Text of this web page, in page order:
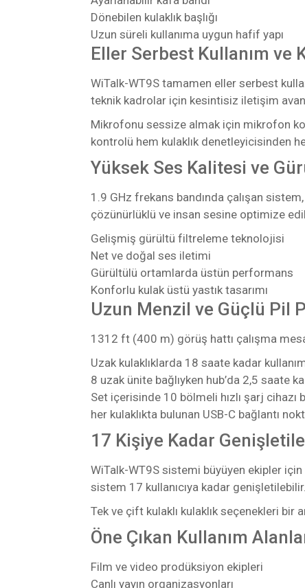
Dönebilen kulaklık başlığı
Uzun süreli kullanıma uygun hafif yapı
Eller Serbest Kullanım ve
WiTalk-WT9S tamamen eller serbest
teknik kadrolar için kesintisiz iletişim
Mikrofonu sessize almak için mikrofon
kontrolü hem kulaklık denetleyicisinden
Yüksek Ses Kalitesi ve
1.9 GHz frekans bandında çalışan
çözünürlüklü ve insan sesine optimize
Gelişmiş gürültü filtreleme teknolojisi
Net ve doğal ses iletimi
Gürültülü ortamlarda üstün performans
Konforlu kulak üstü yastık tasarımı
Uzun Menzil ve Güçlü Pil
1312 ft (400 m) görüş hattı çalışma
Uzak kulaklıklarda 18 saate kadar
8 uzak ünite bağlıyken hub’da 2,5 saate
Set içerisinde 10 bölmeli hızlı şarj
her kulaklıkta bulunan USB-C bağlantı
17 Kişiye Kadar
WiTalk-WT9S sistemi büyüyen ekipler için
sistem 17 kullanıcıya kadar genişletilebilir.
Tek ve çift kulaklı kulaklık seçenekleri bir
Öne Çıkan Kullanım
Film ve video prodüksiyon ekipleri
Canlı yayın organizasyonları